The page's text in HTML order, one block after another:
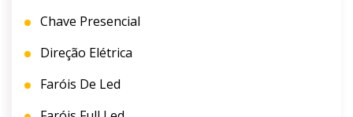
Chave Presencial
Direção Elétrica
Faróis De Led